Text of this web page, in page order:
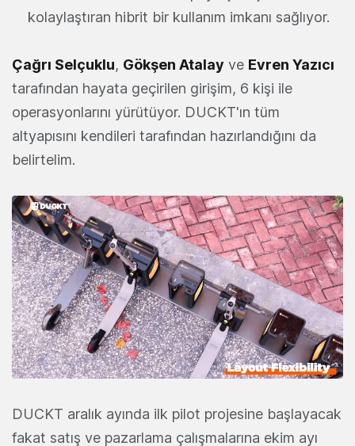
kolaylaştıran hibrit bir kullanım imkanı sağlıyor.
Çağrı Selçuklu, Gökşen Atalay ve Evren Yazıcı
tarafından hayata geçirilen girişim, 6 kişi ile
operasyonlarını yürütüyor. DUCKT'ın tüm
altyapısını kendileri tarafından hazırlandığını da
belirtelim.
DUCKT aralık ayında ilk pilot projesine başlayacak
fakat satış ve pazarlama çalışmalarına ekim ayı